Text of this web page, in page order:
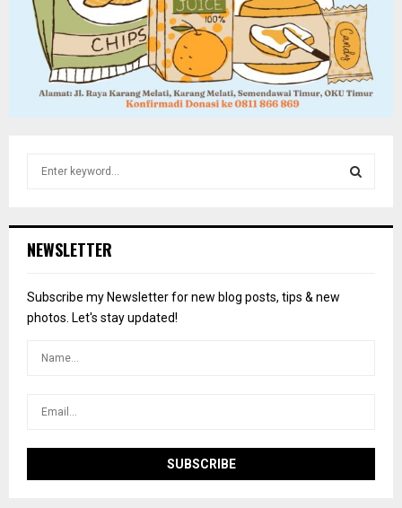
h
o
r
NEWSLETTER
Subscribe my Newsletter for new blog posts, tips & new
photos. Let's stay updated!